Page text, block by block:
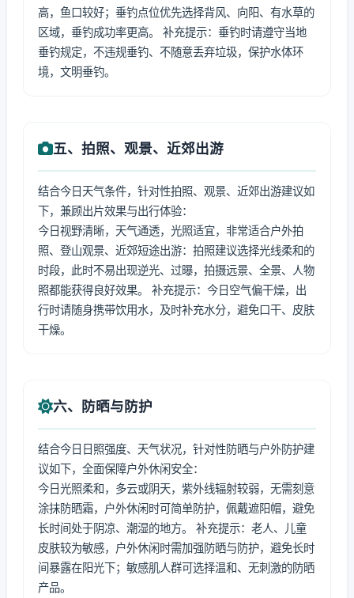
高，鱼口较好；垂钓点位优先选择背风、向阳、有水草的
区域，垂钓成功率更高。 补充提示：垂钓时请遵守当地
垂钓规定，不违规垂钓、不随意丢弃垃圾，保护水体环
境，文明垂钓。
五、拍照、观景、近郊出游
结合今日天气条件，针对性拍照、观景、近郊出游建议如
下，兼顾出片效果与出行体验：
今日视野清晰，天气通透，光照适宜，非常适合户外拍
照、登山观景、近郊短途出游：拍照建议选择光线柔和的
时段，此时不易出现逆光、过曝，拍摄远景、全景、人物
照都能获得良好效果。 补充提示：今日空气偏干燥，出
行时请随身携带饮用水，及时补充水分，避免口干、皮肤
干燥。
六、防晒与防护
结合今日日照强度、天气状况，针对性防晒与户外防护建
议如下，全面保障户外休闲安全：
今日光照柔和，多云或阴天，紫外线辐射较弱，无需刻意
涂抹防晒霜，户外休闲时可简单防护，佩戴遮阳帽，避免
长时间处于阴凉、潮湿的地方。 补充提示：老人、儿童
皮肤较为敏感，户外休闲时需加强防晒与防护，避免长时
间暴露在阳光下；敏感肌人群可选择温和、无刺激的防晒
产品。